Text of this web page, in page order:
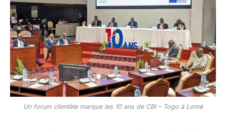
Un forum clientèle marque les 10 ans de CBI – Togo à Lomé